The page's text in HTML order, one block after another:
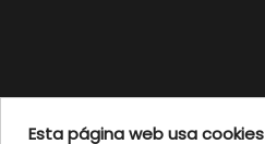
Contáctanos
Esta página web usa cookies